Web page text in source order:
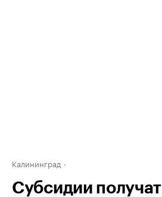
Калининград
Субсидии получат